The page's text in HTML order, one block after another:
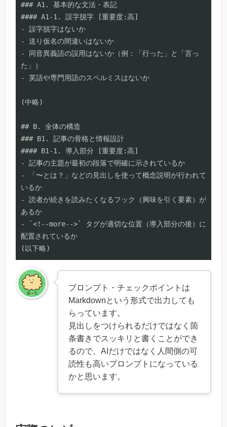
### A1. 基本的な文法・表記
#### A1-1. 誤字脱字 [重要度:高]
- 誤字脱字はないか
- 送り仮名の間違いはないか
- 同音異義語の誤用はないか（例：「行った」と「言っ
た」）
- 英語や専門用語のスペルミスはないか
(中略)
## B. 全体の構造
### B1. 記事の骨格と情報設計
#### B1-1. 導入部分 [重要度:高]
- 記事の主題が最初の段落で明確に示されているか
- 「〜とは？」などの見出しを使って概念説明が行われて
いるか
- 読者が続きを読みたくなるフック（興味を引く要素）が
あるか
- `<!--more-->` タグが適切な位置（導入部分の後）に
配置されているか
(以下略)
プロンプト・チェックポイントは
Markdownという形式で出力しても
らっています。
見出しをつけられるだけではなく箇
条書きでスッキリと書くことができ
るので、AIだけではなく人間側の可
読性も高いプロンプトになっている
かと思います。